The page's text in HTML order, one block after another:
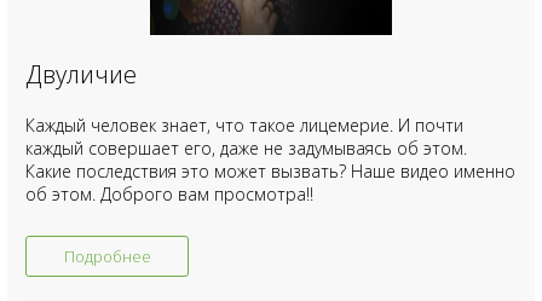
Двуличие
Каждый человек знает, что такое лицемерие. И почти
каждый совершает его, даже не задумываясь об этом.
Какие последствия это может вызвать? Наше видео именно
об этом. Доброго вам просмотра!!
Подробнее